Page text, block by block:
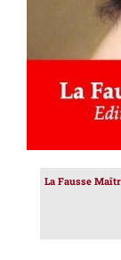
La Fausse